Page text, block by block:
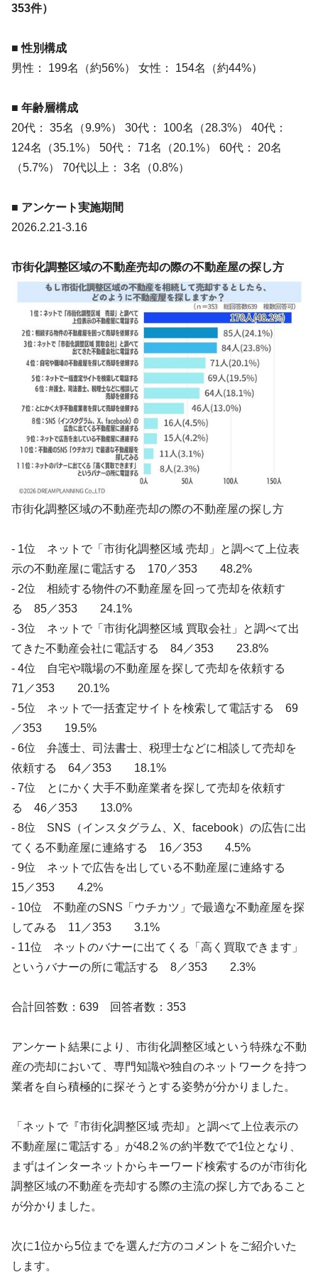
353件）
■ 性別構成
男性： 199名（約56%） 女性： 154名（約44%）
■ 年齢層構成
20代： 35名（9.9%） 30代： 100名（28.3%） 40代：
124名（35.1%） 50代： 71名（20.1%） 60代： 20名
（5.7%） 70代以上： 3名（0.8%）
■ アンケート実施期間
2026.2.21-3.16
市街化調整区域の不動産売却の際の不動産屋の探し方
市街化調整区域の不動産売却の際の不動産屋の探し方
- 1位 ネットで「市街化調整区域 売却」と調べて上位表
示の不動産屋に電話する 170／353 48.2%
- 2位 相続する物件の不動産屋を回って売却を依頼す
る 85／353 24.1%
- 3位 ネットで「市街化調整区域 買取会社」と調べて出
てきた不動産会社に電話する 84／353 23.8%
- 4位 自宅や職場の不動産屋を探して売却を依頼する
71／353 20.1%
- 5位 ネットで一括査定サイトを検索して電話する 69
／353 19.5%
- 6位 弁護士、司法書士、税理士などに相談して売却を
依頼する 64／353 18.1%
- 7位 とにかく大手不動産業者を探して売却を依頼す
る 46／353 13.0%
- 8位 SNS（インスタグラム、X、facebook）の広告に出
てくる不動産屋に連絡する 16／353 4.5%
- 9位 ネットで広告を出している不動産屋に連絡する
15／353 4.2%
- 10位 不動産のSNS「ウチカツ」で最適な不動産屋を探
してみる 11／353 3.1%
- 11位 ネットのバナーに出てくる「高く買取できます」
というバナーの所に電話する 8／353 2.3%
合計回答数：639 回答者数：353
アンケート結果により、市街化調整区域という特殊な不動
産の売却において、専門知識や独自のネットワークを持つ
業者を自ら積極的に探そうとする姿勢が分かりました。
「ネットで『市街化調整区域 売却』と調べて上位表示の
不動産屋に電話する」が48.2％の約半数でで1位となり、
まずはインターネットからキーワード検索するのが市街化
調整区域の不動産を売却する際の主流の探し方であること
が分かりました。
次に1位から5位までを選んだ方のコメントをご紹介いた
します。